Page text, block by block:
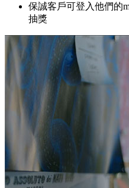
保誠客戶可登入他們的
抽獎